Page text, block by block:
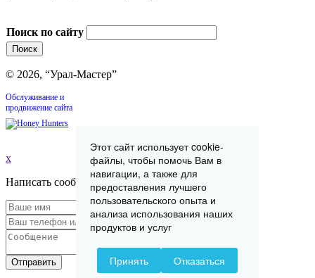
Поиск по сайту
© 2026, “Урал-Мастер”
Обслуживание и
продвижение сайта
x
Написать сообщение
Отправить
Этот сайт использует cookie-
файлы, чтобы помочь Вам в
навигации, а также для
предоставления лучшего
пользовательского опыта и
анализа использования наших
продуктов и услуг
Принять Отказаться